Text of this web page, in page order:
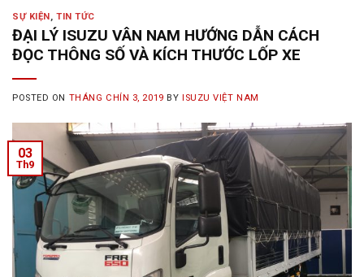
SỰ KIỆN ,TIN TỨC
ĐẠI LÝ ISUZU VÂN NAM HƯỚNG DẪN CÁCH
ĐỌC THÔNG SỐ VÀ KÍCH THƯỚC LỐP XE
POSTED ON THÁNG CHÍN 3, 2019 BY ISUZU VIỆT NAM
03
Th9